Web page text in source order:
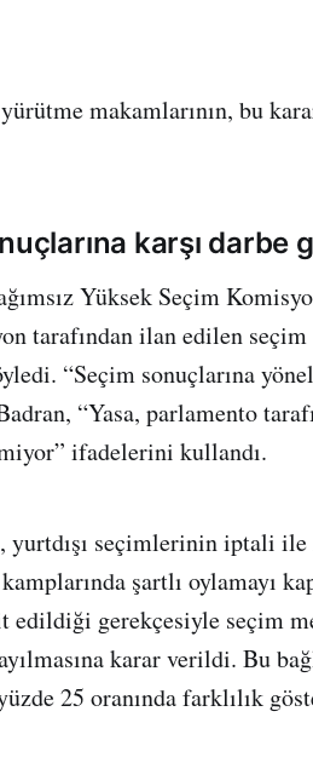
makamlarının, bu
karşı darbe
Yüksek Seçim
tarafından ilan edilen seçim
“Seçim sonuçlarına
“Yasa, parlamento
ifadelerini kullandı.
yurtdışı seçimlerinin iptali
şartlı oylamayı
edildiği gerekçesiyle seçim
karar verildi. Bu
25 oranında farklılık